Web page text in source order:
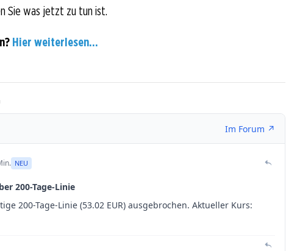
Sie was jetzt zu tun ist.
Hier weiterlesen...